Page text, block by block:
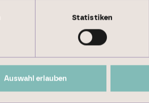
Statistiken
Auswahl erlauben